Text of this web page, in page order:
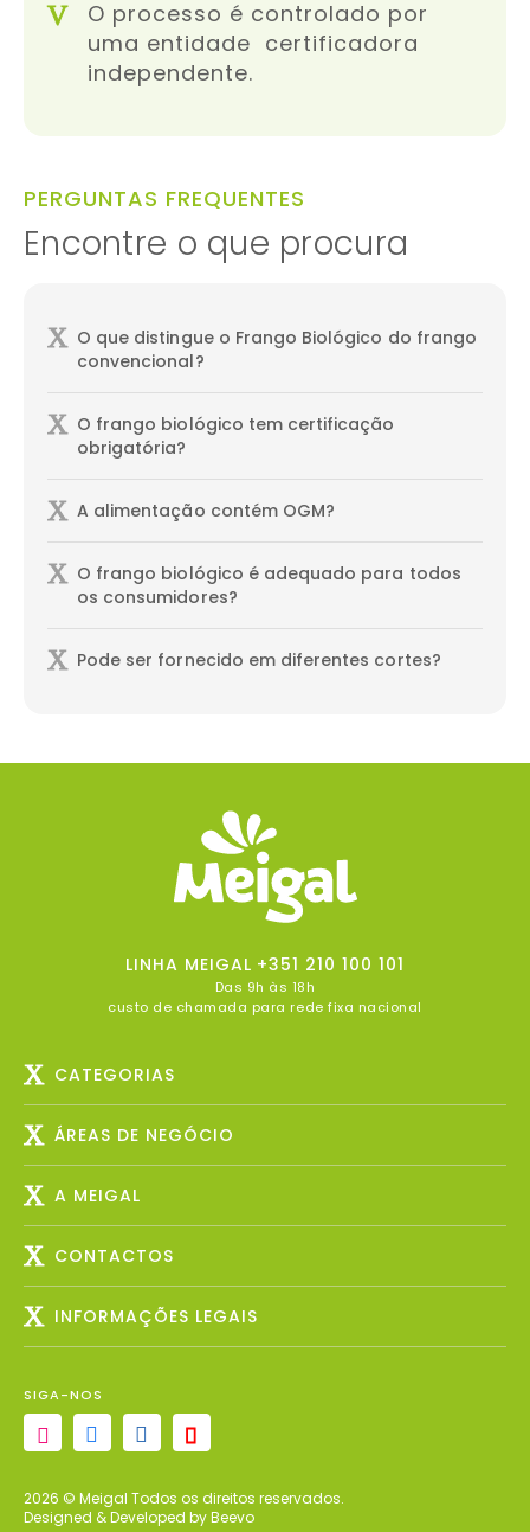
O processo é controlado por
uma entidade certificadora
independente.
PERGUNTAS FREQUENTES
Encontre o que procura
O que distingue o Frango Biológico do frango
convencional?
O frango biológico tem certificação
obrigatória?
A alimentação contém OGM?
O frango biológico é adequado para todos
os consumidores?
Pode ser fornecido em diferentes cortes?
LINHA MEIGAL +351 210 100 101
Das 9h às 18h
custo de chamada para rede fixa nacional
CATEGORIAS
ÁREAS DE NEGÓCIO
A MEIGAL
CONTACTOS
INFORMAÇÕES LEGAIS
SIGA-NOS
2026 © Meigal Todos os direitos reservados.
Designed & Developed by Beevo